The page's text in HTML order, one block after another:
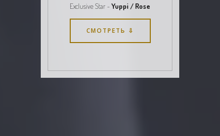
Exclusive Star - Yuppi / Rose
СМОТРЕТЬ ⇩